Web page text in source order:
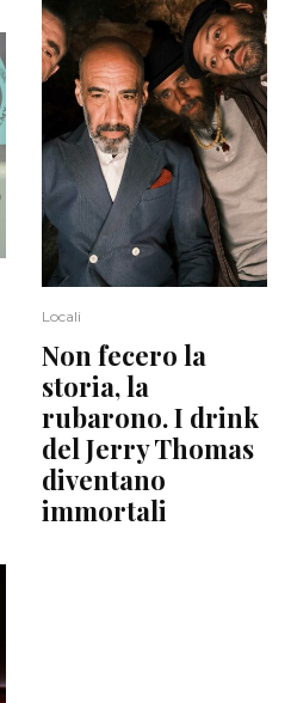
Locali
Non fecero la
storia, la
rubarono. I drink
del Jerry Thomas
diventano
immortali